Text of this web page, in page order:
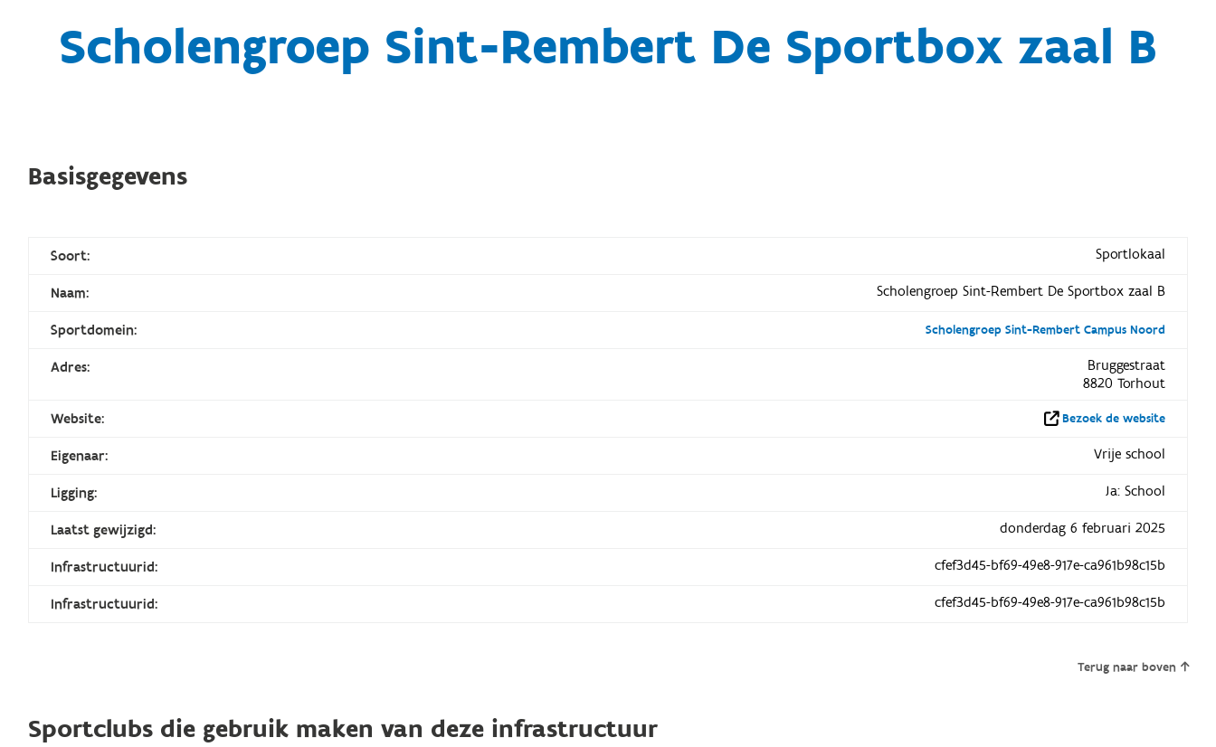
Scholengroep Sint-Rembert De Sportbox zaal B
Basisgegevens
Soort: Sportlokaal
Naam: Scholengroep Sint-Rembert De Sportbox zaal B
Sportdomein: Scholengroep Sint-Rembert Campus Noord
Adres:
Bruggestraat
8820 Torhout
Website:
Bezoek de website
Eigenaar: Vrije school
Ligging: Ja: School
Laatst gewijzigd: donderdag 6 februari 2025
Infrastructuurid: cfef3d45-bf69-49e8-917e-ca961b98c15b
Infrastructuurid: cfef3d45-bf69-49e8-917e-ca961b98c15b
Terug naar boven
Sportclubs die gebruik maken van deze infrastructuur